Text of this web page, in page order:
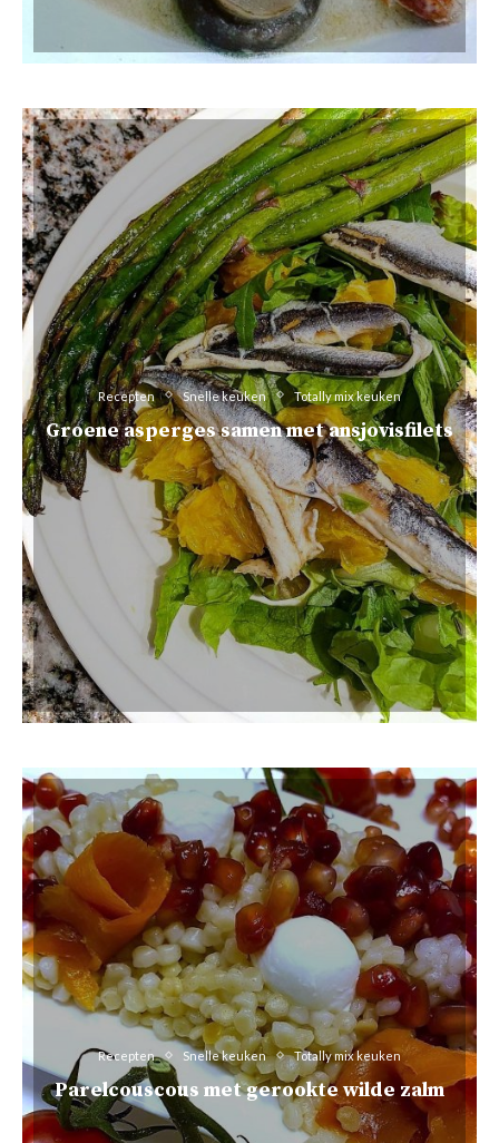
Recepten Snelle keuken Totally mix keuken
Groene asperges samen met ansjovisfilets
Recepten Snelle keuken Totally mix keuken
Parelcouscous met gerookte wilde zalm